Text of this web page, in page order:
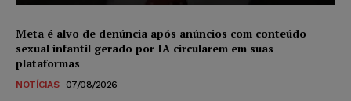
Meta é alvo de denúncia após anúncios com conteúdo
sexual infantil gerado por IA circularem em suas
plataformas
NOTÍCIAS 07/08/2026